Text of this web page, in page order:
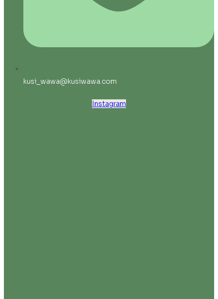
kusi_wawa@kusiwawa.com
Instagram